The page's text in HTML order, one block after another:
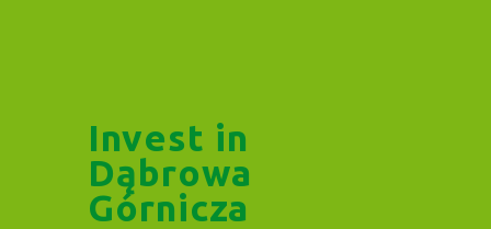
Invest in
Dąbrowa
Górnicza